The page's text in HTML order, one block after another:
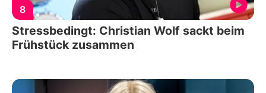
8
Stressbedingt: Christian Wolf sackt beim
Frühstück zusammen